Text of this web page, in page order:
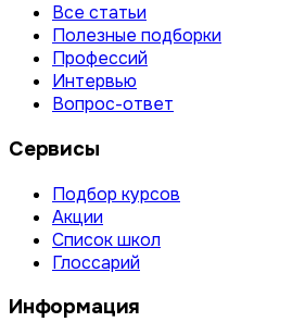
Все статьи
Полезные подборки
Профессий
Интервью
Вопрос-ответ
Сервисы
Подбор курсов
Акции
Список школ
Глоссарий
Информация